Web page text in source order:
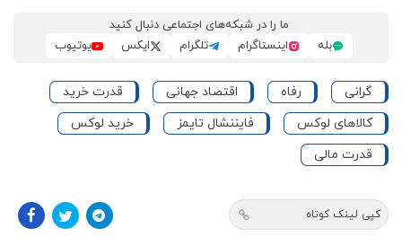
ما را در شبکه‌های اجتماعی دنبال کنید
بله
اینستاگرام تلگرام ایکس یوتیوب
گرانی رفاه اقتصاد جهانی
قدرت خرید
کالاهای لوکس
فایننشال تایمز
خرید لوکس
قدرت مالی
کپی لینک کوتاه